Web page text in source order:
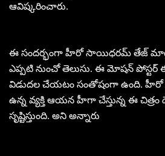
ఆవిష్కరించారు.
ఈ సందర్భంగా హీరో సాయిధరమ్ తేజ్
ఎప్పటి నుంచో తెలుసు. ఈ మోషన్
విడుదల చేయటం సంతోషంగా ఉంది. హీరో
ఉన్న వ్యక్తి ఆయన హీగా చేస్తున్న ఈ
సృష్టిస్తుంది. అని అన్నారు